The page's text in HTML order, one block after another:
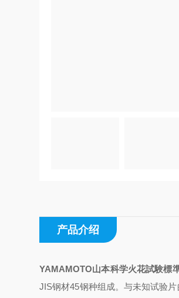
产品介绍
YAMAMOTO山本科学火花試験標
JIS钢材45钢种组成。与未知试验片